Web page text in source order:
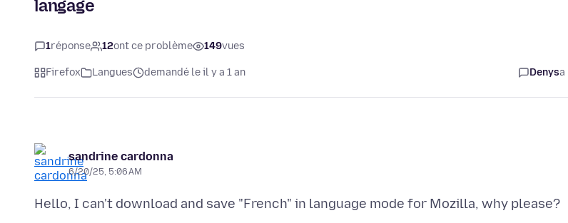
langage
1réponse 12ont ce problème 149vues
Firefox Langues demandé le il y a 1 an Denysa
sandrine cardonna
6/20/25, 5:06 AM